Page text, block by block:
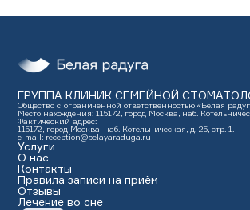
ГРУППА КЛИНИК СЕМЕЙНОЙ
Общество с ограниченной ответственностью «Белая
Место нахождения: 115172, город Москва, наб.
Фактический адрес:
115172, город Москва, наб. Котельническая, д. 25, стр. 1.
e-mail: reception@belayaraduga.ru
Услуги
О нас
Контакты
Правила записи на приём
Отзывы
Лечение во сне